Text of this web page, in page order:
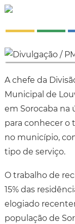
A chefe da
Municipal de
em Sorocaba na
para conhecer o
no município,
tipo de serviço.
O trabalho de
15% das
elogiado
população de